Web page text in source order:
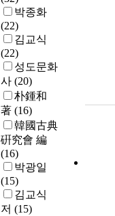
박종화
(22)
김교식
(22)
성도문화
사 (20)
朴鍾和
著 (16)
韓國古典
硏究會 編
(16)
박광일
(15)
김교식
저 (15)